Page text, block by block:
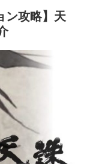
ン攻略】天